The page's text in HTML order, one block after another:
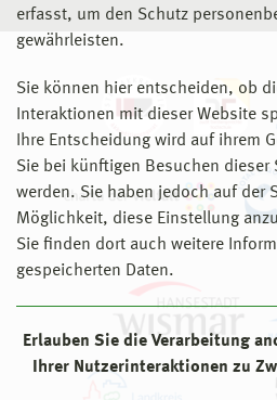
erfasst, um den Schutz
gewährleisten.
Sie können hier entscheiden, ob
Interaktionen mit dieser Website
Ihre Entscheidung wird auf ihrem
Sie bei künftigen Besuchen dieser
werden. Sie haben jedoch auf der
Möglichkeit, diese Einstellung
Sie finden dort auch weitere
gespeicherten Daten.
Erlauben Sie die Verarbeitung
Ihrer Nutzerinteraktionen zu